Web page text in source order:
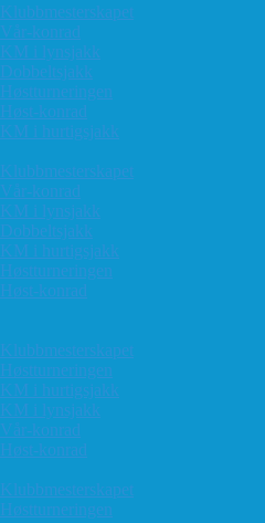
Klubbmesterskapet
Vår-konrad
KM i lynsjakk
Dobbeltsjakk
Høstturneringen
Høst-konrad
KM i hurtigsjakk
Klubbmesterskapet
Vår-konrad
KM i lynsjakk
Dobbeltsjakk
KM i hurtigsjakk
Høstturneringen
Høst-konrad
Klubbmesterskapet
Høstturneringen
KM i hurtigsjakk
KM i lynsjakk
Vår-konrad
Høst-konrad
Klubbmesterskapet
Høstturneringen